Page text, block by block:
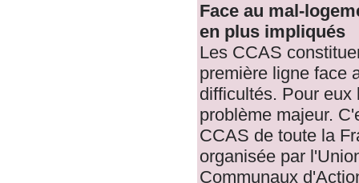
Face au mal-
en plus impliqués
Les CCAS
première ligne face
difficultés. Pour eux
problème majeur.
CCAS de toute la
organisée par
Communaux